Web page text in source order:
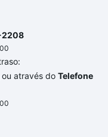
2208
ou através do Telefone